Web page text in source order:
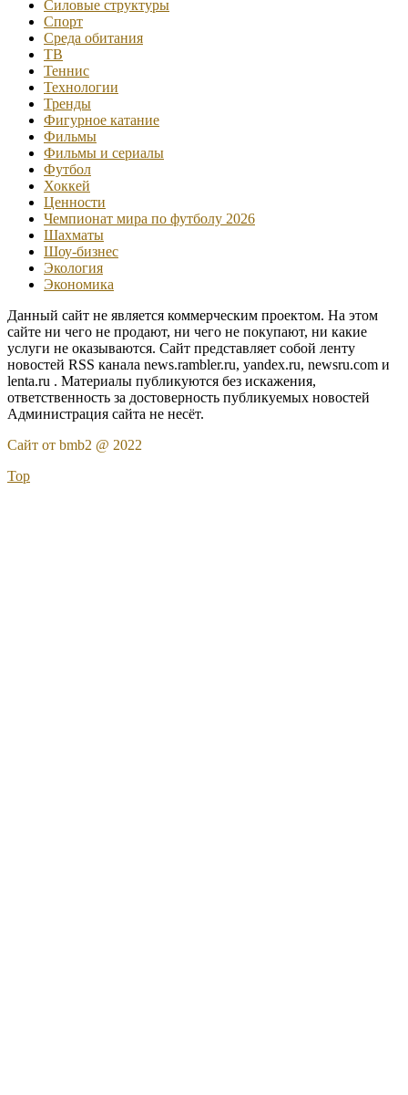
Силовые структуры
Спорт
Среда обитания
ТВ
Теннис
Технологии
Тренды
Фигурное катание
Фильмы
Фильмы и сериалы
Футбол
Хоккей
Ценности
Чемпионат мира по футболу 2026
Шахматы
Шоу-бизнес
Экология
Экономика
Данный сайт не является коммерческим проектом. На этом
сайте ни чего не продают, ни чего не покупают, ни какие
услуги не оказываются. Сайт представляет собой ленту
новостей RSS канала news.rambler.ru, yandex.ru, newsru.com и
lenta.ru . Материалы публикуются без искажения,
ответственность за достоверность публикуемых новостей
Администрация сайта не несёт.
Сайт от bmb2 @ 2022
Top